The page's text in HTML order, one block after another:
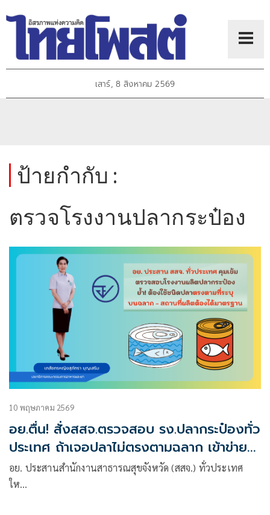
เสาร์, 8 สิงหาคม 2569
ป้ายกำกับ :
ตรวจโรงงานปลากระป๋อง
10 พฤษภาคม 2569
อย.ตื่น! สั่งสสจ.ตรวจสอบ รง.ปลากระป๋องทั่ว
ประเทศ ถ้าเจอปลาไม่ตรงตามฉลาก เข้าข่าย
ผลิต'ของปลอม'
อย. ประสานสำนักงานสาธารณสุขจังหวัด (สสจ.) ทั่วประเทศ
ให…